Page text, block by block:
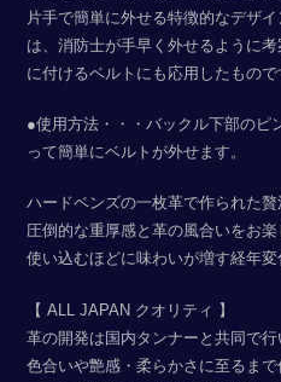
片手で簡単に外せる特徴的なデザ
は、消防士が手早く外せるように
に付けるベルトにも応用したもので
●使用方法・・・バックル下部のピ
って簡単にベルトが外せます。
ハードベンズの一枚革で作られた贅
圧倒的な重厚感と革の風合いをお楽
使い込むほどに味わいが増す経年変
【 ALL JAPAN クオリティ 】
革の開発は国内タンナーと共同で行
色合いや艶感・柔らかさに至るまで